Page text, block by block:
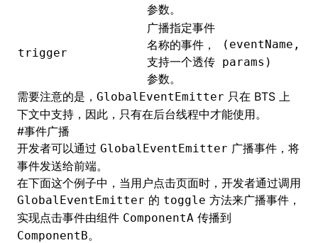
参数。
trigger
广播指定事件
名称的事件，
支持一个透传
参数。
(eventName,
params)
需要注意的是， GlobalEventEmitter 只在 BTS 上
下文中支持，因此，只有在后台线程中才能使用。
#事件广播
开发者可以通过 GlobalEventEmitter 广播事件，将
事件发送给前端。
在下面这个例子中，当用户点击页面时，开发者通过调用
GlobalEventEmitter 的 toggle 方法来广播事件，
实现点击事件由组件 ComponentA 传播到
ComponentB。